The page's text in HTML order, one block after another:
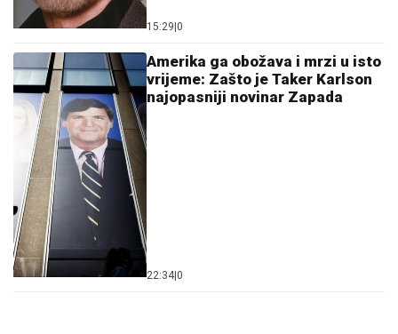
15:29|0
Amerika ga obožava i mrzi u isto
vrijeme: Zašto je Taker Karlson
najopasniji novinar Zapada
22:34|0